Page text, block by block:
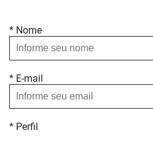
* Nome
* E-mail
* Perfil